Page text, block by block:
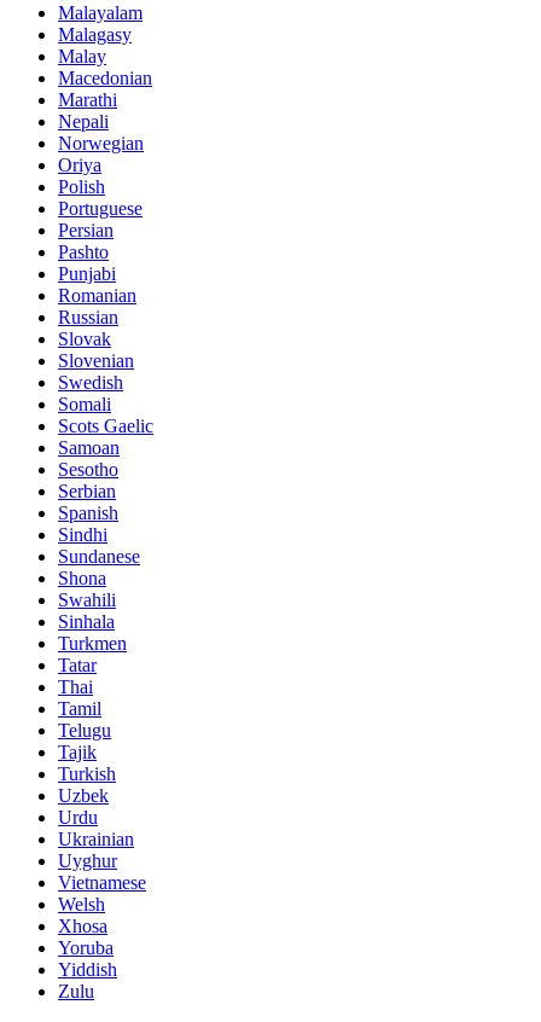
Malayalam
Malagasy
Malay
Macedonian
Marathi
Nepali
Norwegian
Oriya
Polish
Portuguese
Persian
Pashto
Punjabi
Romanian
Russian
Slovak
Slovenian
Swedish
Somali
Scots Gaelic
Samoan
Sesotho
Serbian
Spanish
Sindhi
Sundanese
Shona
Swahili
Sinhala
Turkmen
Tatar
Thai
Tamil
Telugu
Tajik
Turkish
Uzbek
Urdu
Ukrainian
Uyghur
Vietnamese
Welsh
Xhosa
Yoruba
Yiddish
Zulu